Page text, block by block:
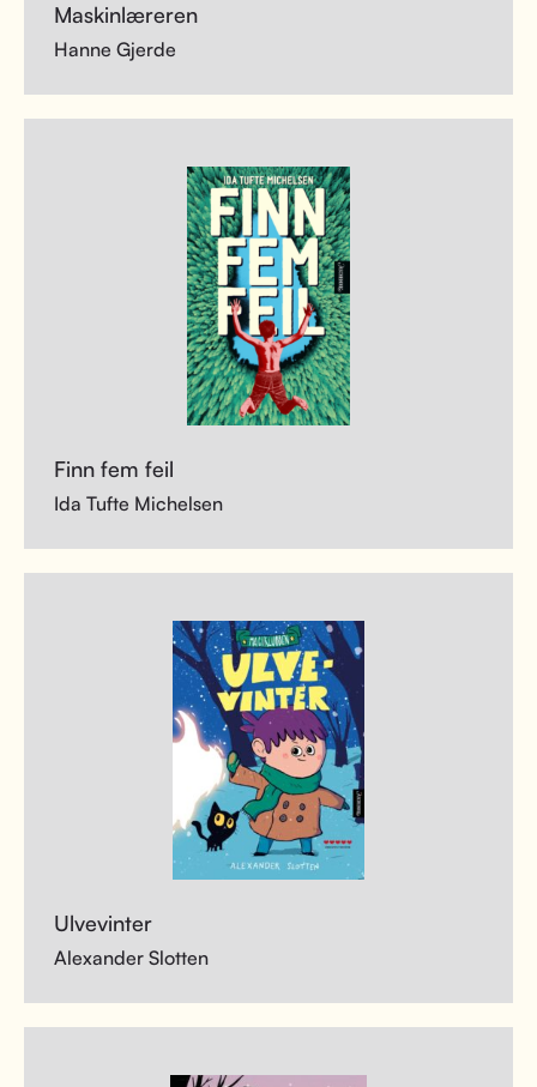
Maskinlæreren
Hanne Gjerde
Finn fem feil
Ida Tufte Michelsen
Ulvevinter
Alexander Slotten